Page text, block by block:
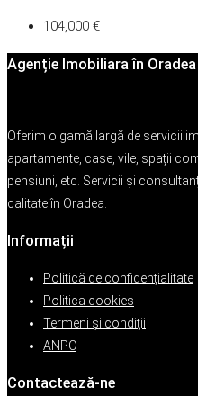
104,000 €
Agenție Imobiliara în Oradea
Oferim o gamă largă de servicii
apartamente, case, vile, spații
pensiuni, etc. Servicii și
calitate în Oradea.
Informații
Politică de confidențialitate
Politica cookies
Termeni şi condiţii
ANPC
Contactează-ne